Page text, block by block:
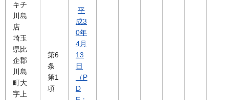
キチ
川島
店
埼玉
県比
企郡
川島
町大
字上
第6
条
第1
項
平
成3
0年
4月
13
日
（P
D